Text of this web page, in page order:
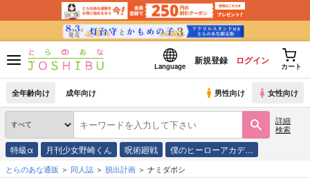
Language
新規登録 ログイン
カート
全年齢向け 成年向け 男性向け 女性向け
詳細
検索
特級α 月刊少女野崎くん 呪術廻戦 僕のヒーローアカデ…
とらのあな通販 同人誌 脱出計画 ナミダボシ